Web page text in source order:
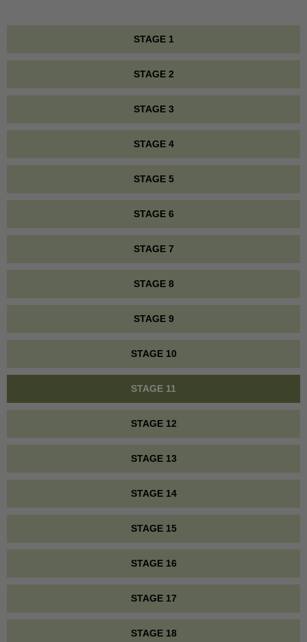
STAGE 1
STAGE 2
STAGE 3
STAGE 4
STAGE 5
STAGE 6
STAGE 7
STAGE 8
STAGE 9
STAGE 10
STAGE 11
STAGE 12
STAGE 13
STAGE 14
STAGE 15
STAGE 16
STAGE 17
STAGE 18